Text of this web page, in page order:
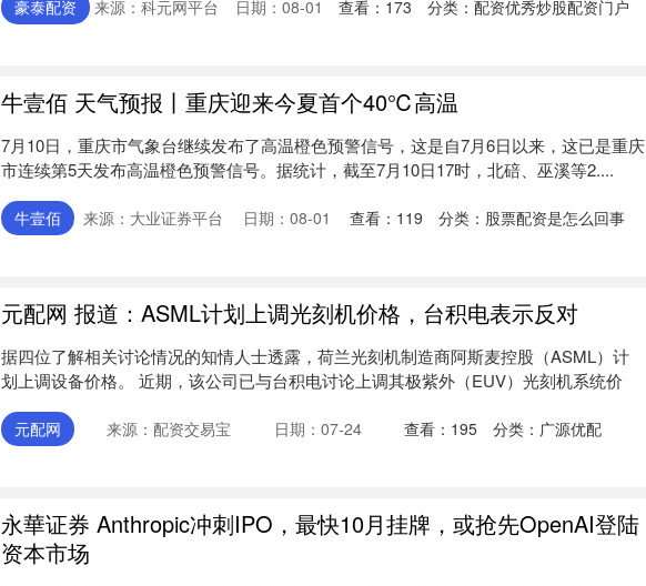
豪泰配资 来源：科元网平台 日期：08-01 查看： 173 分类： 配资优秀炒股配资门户
牛壹佰 天气预报丨重庆迎来今夏首个40℃高温
7月10日，重庆市气象台继续发布了高温橙色预警信号，这是自7月6日以来，这已是重庆
市连续第5天发布高温橙色预警信号。据统计，截至7月10日17时，北碚、巫溪等2....
牛壹佰 来源：大业证券平台 日期：08-01 查看： 119 分类： 股票配资是怎么回事
元配网 报道：ASML计划上调光刻机价格，台积电表示反对
据四位了解相关讨论情况的知情人士透露，荷兰光刻机制造商阿斯麦控股（ASML）计
划上调设备价格。 近期，该公司已与台积电讨论上调其极紫外（EUV）光刻机系统价
元配网 来源：配资交易宝 日期：07-24 查看： 195 分类： 广源优配
永華证券 Anthropic冲刺IPO，最快10月挂牌，或抢先OpenAI登陆
资本市场